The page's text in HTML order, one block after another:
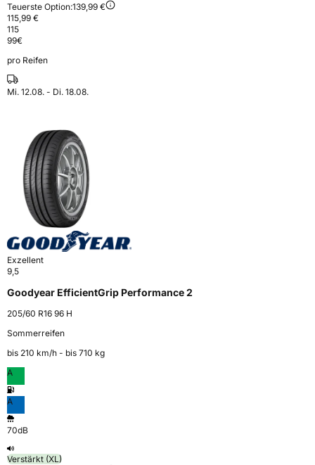
Teuerste Option:139,99 €
115,99 €
115
99€
pro Reifen
Mi. 12.08. - Di. 18.08.
Exzellent
9,5
Goodyear EfficientGrip Performance 2
205/60 R16 96 H
Sommerreifen
bis 210 km⁠/⁠h - bis 710 kg
A
A
70dB
Verstärkt (XL)